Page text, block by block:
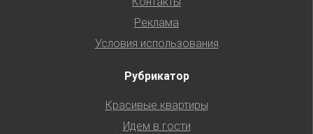
Реклама
Условия использования
Рубрикатор
Красивые квартиры
Идем в гости